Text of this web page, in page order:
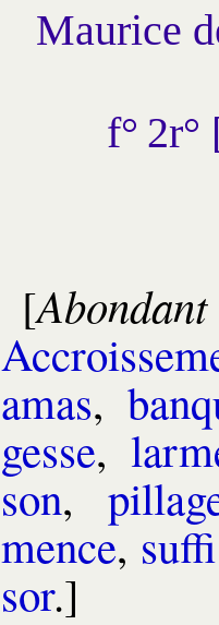
Maurice
f°
[Abondant
amas,
gesse,
son,
mence,
sor.]